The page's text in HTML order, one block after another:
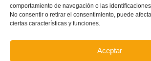
comportamiento de navegación o las
No consentir o retirar el consentimiento, puede
ciertas características y funciones.
Aceptar